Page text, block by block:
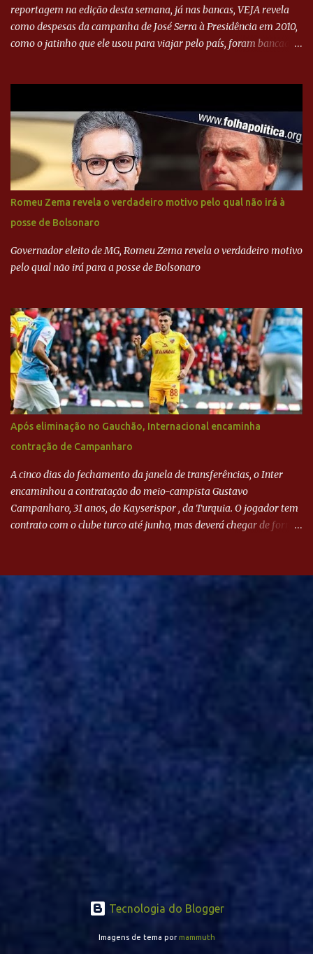
reportagem na edição desta semana, já nas bancas, VEJA revela
como despesas da campanha de José Serra à Presidência em 2010,
como o jatinho que ele usou para viajar pelo país, foram bancadas
Executiva Nacional do PSDB (Valter Campanato/Agência Brasil) O
texto também põe fim a um mistério: três fontes confirmaram à
revista que o codinome “santo” que aparece em planilhas da
empreiteira refere-se ao governador de São Paulo, Geraldo
Alckmin (PSDB) — nenhum deles, no entanto, disse ter negociado
diretamente com o paulista. Depoimentos mostram como o
dinheiro da Odebrecht bancou a campanha de Serra em 2010 Leia
mais... A Lava Jato chega ao PSDB | VEJA.com
Romeu Zema revela o verdadeiro motivo pelo qual não irá à
posse de Bolsonaro
Governador eleito de MG, Romeu Zema revela o verdadeiro motivo
pelo qual não irá para a posse de Bolsonaro
Após eliminação no Gauchão, Internacional encaminha
contração de Campanharo
A cinco dias do fechamento da janela de transferências, o Inter
encaminhou a contratação do meio-campista Gustavo
Campanharo, 31 anos, do Kayserispor , da Turquia. O jogador tem
contrato com o clube turco até junho, mas deverá chegar de forma
Evian, da França, Hellas Verona, da Itália, e Ludogorets, da
Bulgária. O último clube brasileiro foi a Chapecoense, em 2020.
concretizada, o jogador chegará ao Beira-Rio para ser mais uma
Turquia, Gustavo Campanharo vem atuando como volante, mas
também pode ser utilizado mais avançado. Inter encaminha
contração de Campanharo de 31 anos
Tecnologia do Blogger
Imagens de tema por mammuth